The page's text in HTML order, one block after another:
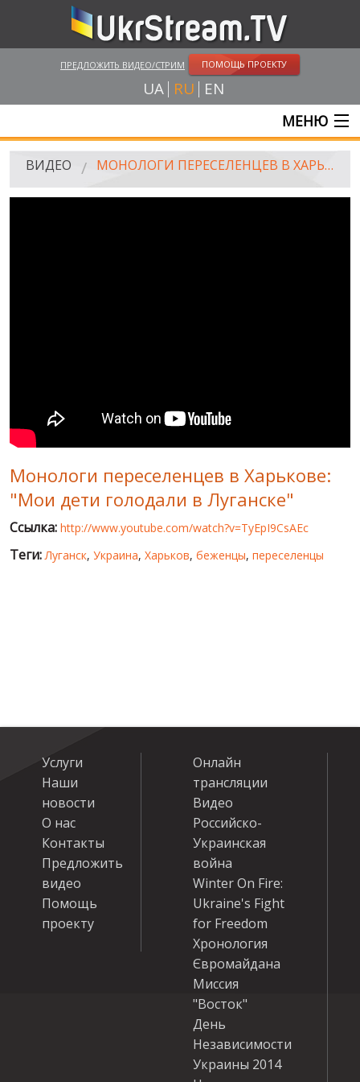
ПРЕДЛОЖИТЬ ВИДЕО/СТРИМ ПОМОЩЬ ПРОЕКТУ
UA RU EN
МЕНЮ
ГЛАВНАЯ
ПУБЛИЧНЫЕ ЛЮДИ
РОССИЙСКО-УКРАИНСКАЯ ВОЙНА
WINTER ON FIRE: UKRAINE'S FIGHT FOR FREEDOM
ХРОНОЛОГИЯ ЄВРОМАЙДАНА
ВИДЕО МОНОЛОГИ ПЕРЕСЕЛЕНЦЕВ В ХАРЬКОВЕ: "МОИ ДЕТИ ГОЛОДАЛИ В ЛУГАНСКЕ"
Монологи переселенцев в Харькове:
"Мои дети голодали в Луганске"
Ссылка: http://www.youtube.com/watch?v=TyEpI9CsAEc
Теги:Луганск, Украина, Харьков, беженцы, переселенцы
Услуги
Наши
новости
О нас
Контакты
Предложить
видео
Помощь
проекту
Онлайн
трансляции
Видео
Российско-
Украинская
война
Winter On Fire:
Ukraine's Fight
for Freedom
Хронология
Євромайдана
Миссия
"Восток"
День
Независимости
Украины 2014